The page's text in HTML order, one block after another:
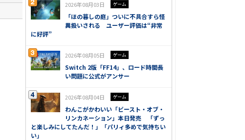
2026年08月03日 ゲーム
「ほの暮しの庭」ついに不具合すら怪
異扱いされる ユーザー評価は“非常
に好評”
2026年08月05日 ゲーム
Switch 2版「FF14」、ロード時間長
い問題に公式がアンサー
2026年08月04日 ゲーム
わんこがかわいい「ビースト・オブ・
リンカネーション」本日発売 「ずっ
と楽しみにしてたんだ！」「パリィ多めで気持ちい
い」